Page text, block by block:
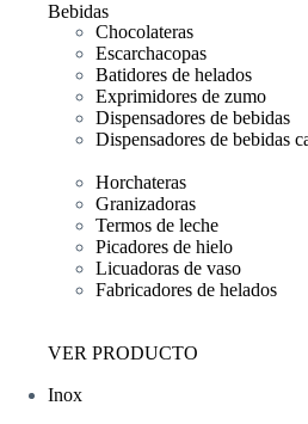
Bebidas
Chocolateras
Escarchacopas
Batidores de helados
Exprimidores de zumo
Dispensadores de bebidas
Dispensadores de bebidas
Horchateras
Granizadoras
Termos de leche
Picadores de hielo
Licuadoras de vaso
Fabricadores de helados
VER PRODUCTO
Inox